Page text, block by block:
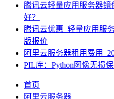
腾讯云轻量应用服务器
好？
腾讯云优惠_轻量应用服
版报价
阿里云服务器租用费用
PIL库：Python图像无损
首页
阿里云服务器